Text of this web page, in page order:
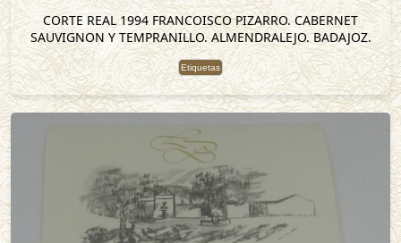
CORTE REAL 1994 FRANCOISCO PIZARRO. CABERNET
SAUVIGNON Y TEMPRANILLO. ALMENDRALEJO. BADAJOZ.
Etiquetas